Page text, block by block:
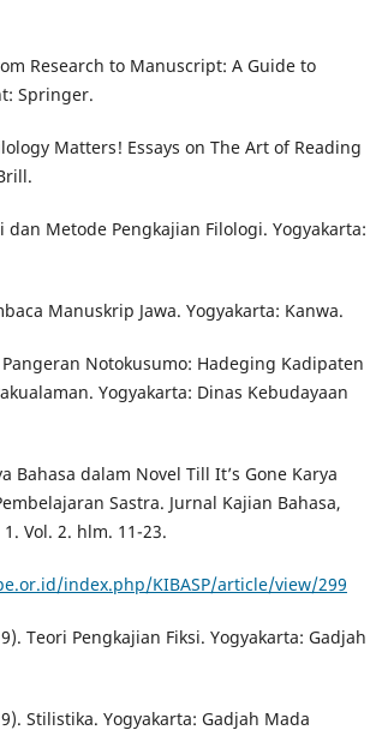
Research to Manuscript: A Guide to
Springer.
Matters! Essays on The Art of Reading
dan Metode Pengkajian Filologi. Yogyakarta:
Manuskrip Jawa. Yogyakarta: Kanwa.
Notokusumo: Hadeging Kadipaten
Yogyakarta: Dinas Kebudayaan
Bahasa dalam Novel Till It’s Gone Karya
Sastra. Jurnal Kajian Bahasa,
Vol. 2. hlm. 11-23.
index.php/KIBASP/article/view/299
Teori Pengkajian Fiksi. Yogyakarta: Gadjah
Stilistika. Yogyakarta: Gadjah Mada